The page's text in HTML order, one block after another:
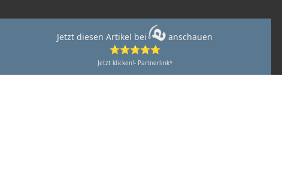
Jetzt diesen Artikel bei
anschauen
⭐⭐⭐⭐⭐
Jetzt klicken!- Partnerlink*